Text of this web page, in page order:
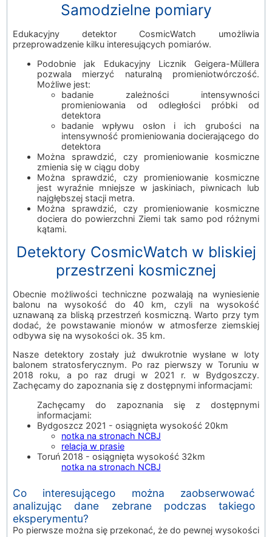
Samodzielne pomiary
Edukacyjny detektor CosmicWatch umożliwia
przeprowadzenie kilku interesujących pomiarów.
Podobnie jak Edukacyjny Licznik Geigera-Müllera
pozwala mierzyć naturalną promieniotwórczość.
Możliwe jest:
badanie zależności intensywności
promieniowania od odległości próbki od
detektora
badanie wpływu osłon i ich grubości na
intensywność promieniowania docierającego do
detektora
Można sprawdzić, czy promieniowanie kosmiczne
zmienia się w ciągu doby
Można sprawdzić, czy promieniowanie kosmiczne
jest wyraźnie mniejsze w jaskiniach, piwnicach lub
najgłębszej stacji metra.
Można sprawdzić, czy promieniowanie kosmiczne
dociera do powierzchni Ziemi tak samo pod różnymi
kątami.
Detektory CosmicWatch w bliskiej
przestrzeni kosmicznej
Obecnie możliwości techniczne pozwalają na wyniesienie
balonu na wysokość do 40 km, czyli na wysokość
uznawaną za bliską przestrzeń kosmiczną. Warto przy tym
dodać, że powstawanie mionów w atmosferze ziemskiej
odbywa się na wysokości ok. 35 km.
Nasze detektory zostały już dwukrotnie wysłane w loty
balonem stratosferycznym. Po raz pierwszy w Toruniu w
2018 roku, a po raz drugi w 2021 r. w Bydgoszczy.
Zachęcamy do zapoznania się z dostępnymi informacjami:
Zachęcamy do zapoznania się z dostępnymi
informacjami:
Bydgoszcz 2021 - osiągnięta wysokość 20km
notka na stronach NCBJ
relacja w prasie
Toruń 2018 - osiągnięta wysokość 32km
notka na stronach NCBJ
Co interesującego można zaobserwować
analizując dane zebrane podczas takiego
eksperymentu?
Po pierwsze można się przekonać, że do pewnej wysokości